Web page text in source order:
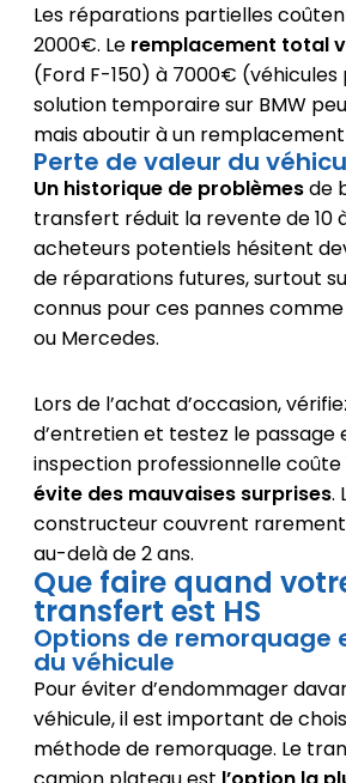
Les réparations partielles
2000€. Le remplacement total
(Ford F-150) à 7000€ (véhicules
solution temporaire sur BMW
mais aboutir à un
Perte de valeur du
Un historique de problèmesde
transfert réduit la revente de 10 à
acheteurs potentiels hésitent
de réparations futures, surtout
connus pour ces pannes
ou Mercedes.
Lors de l’achat d’occasion,
d’entretien et testez le passage
inspection professionnelle coûte
évite des mauvaises surprises.
constructeur couvrent
au-delà de 2 ans.
Que faire quand
transfert est HS
Options de remorquage
du véhicule
Pour éviter d’endommager
véhicule, il est important de
méthode de remorquage. Le